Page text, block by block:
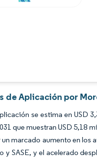
de Aplicación por
se estima en USD
que muestran USD 5,18
marcado aumento en
SASE, y el acelerado